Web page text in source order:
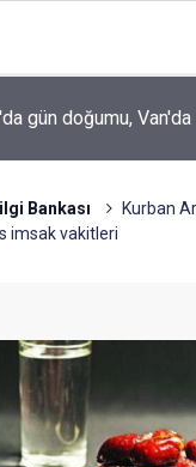
öğrencisi:
gördüğümde
Bankası
Kurban
imsak vakitleri